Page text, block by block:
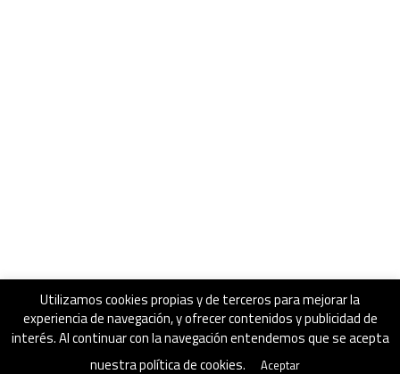
Utilizamos cookies propias y de terceros para mejorar la
experiencia de navegación, y ofrecer contenidos y publicidad de
interés. Al continuar con la navegación entendemos que se acepta
nuestra política de cookies.
Aceptar